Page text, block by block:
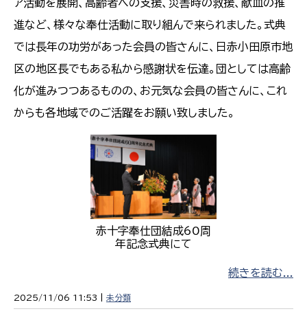
ア活動を展開、高齢者への支援、災害時の救援、献血の推
進など、様々な奉仕活動に取り組んで来られました。式典
では長年の功労があった会員の皆さんに、日赤小田原市地
区の地区長でもある私から感謝状を伝達。団としては高齢
化が進みつつあるものの、お元気な会員の皆さんに、これ
からも各地域でのご活躍をお願い致しました。
赤十字奉仕団結成60周
年記念式典にて
続きを読む...
2025/11/06 11:53 | 未分類